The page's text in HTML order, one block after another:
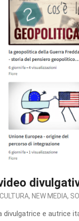
CULTURA, NEW MEDIA,
divulgatrice e autrice